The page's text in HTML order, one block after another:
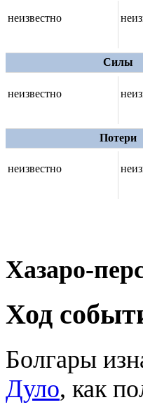
неизвестно
Силы
неизвестно
Потери
неизвестно
Хазаро-
Ход
Болгары
Дуло, как